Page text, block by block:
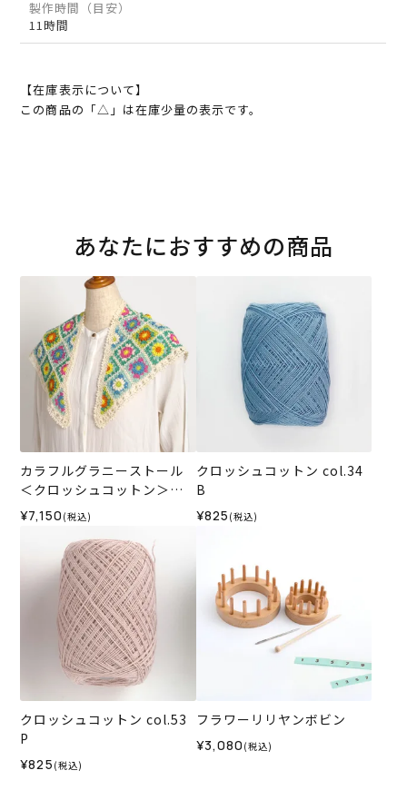
製作時間（目安）
11時間
【在庫表示について】
この商品の「△」は在庫少量の表示です。
あなたにおすすめの商品
カラフルグラニーストール
＜クロッシュコットン＞
（編み物 材料セット）
¥7,150 (税込)
クロッシュコットン col.34
B
¥825 (税込)
クロッシュコットン col.53
P
¥825 (税込)
フラワーリリヤンボビン
¥3,080 (税込)